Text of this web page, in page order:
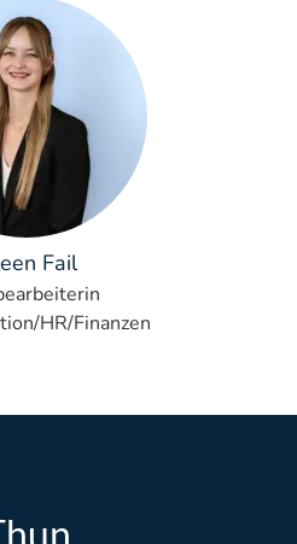
Fail
HR/Finanzen